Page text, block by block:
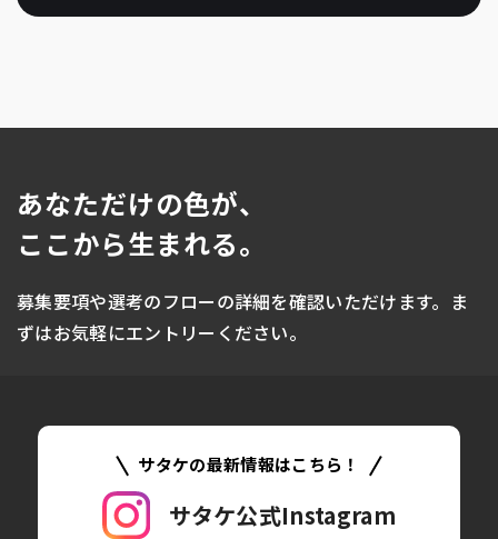
あなただけの色が、
ここから生まれる。
募集要項や選考のフローの詳細を確認いただけます。 ま
ずはお気軽にエントリーください。
GUIDELINES
サタケの最新情報はこちら！
サタケ公式Instagram